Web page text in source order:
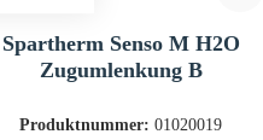
Spartherm Senso M H2O
Zugumlenkung B
Produktnummer:01020019